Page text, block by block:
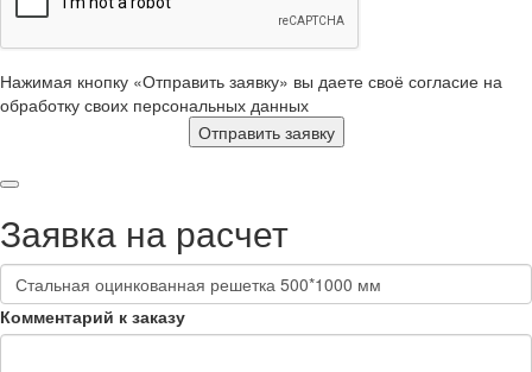
Нажимая кнопку «Отправить заявку» вы даете своё согласие на
обработку своих персональных данных
Отправить заявку
Заявка на расчет
Комментарий к заказу